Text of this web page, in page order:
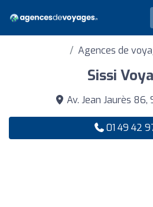
Agences de
Sissi
Av. Jean Jaurès 86,
01 49 42